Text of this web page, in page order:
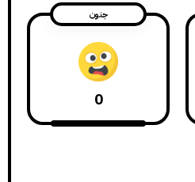
جنون
0